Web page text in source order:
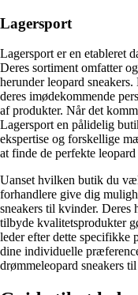
Lagersport
Lagersport er en etableret
Deres sortiment omfatter
herunder leopard
deres imødekommende
af produkter. Når det
Lagersport en pålidelig
ekspertise og forskellige
at finde de perfekte
Uanset hvilken butik du
forhandlere give dig
sneakers til kvinder. Deres
tilbyde kvalitetsprodukter
leder efter dette specifikke
dine individuelle
drømmeleopard sneakers